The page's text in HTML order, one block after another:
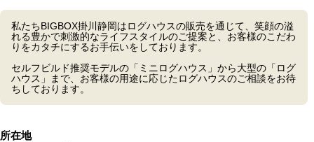
私たちBIGBOX掛川静岡はログハウスの販売を通じて、笑顔の溢
れる豊かで刺激的なライフスタイルのご提案と、お客様のこだわ
りをカタチにするお手伝いをしております。
セルフビルド推奨モデルの「ミニログハウス」から大型の「ログ
ハウス」まで、お客様の用途に応じたログハウスのご相談をお待
ちしております。
所在地